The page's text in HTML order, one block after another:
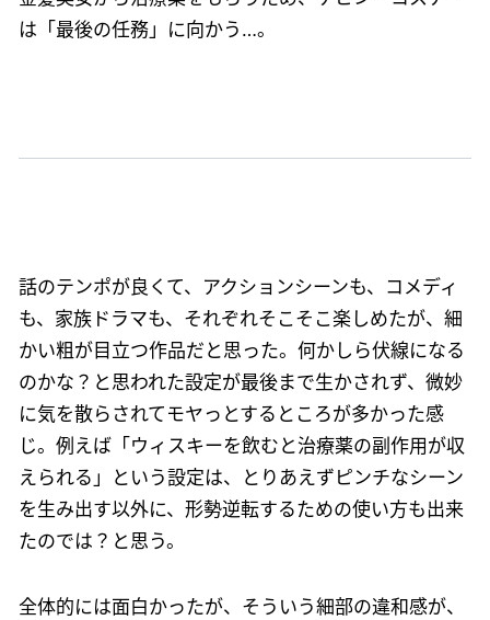
は「最後の任務」に向かう…。
話のテンポが良くて、アクションシーンも、コメディ
も、家族ドラマも、それぞれそこそこ楽しめたが、細
かい粗が目立つ作品だと思った。何かしら伏線になる
のかな？と思われた設定が最後まで生かされず、微妙
に気を散らされてモヤっとするところが多かった感
じ。例えば「ウィスキーを飲むと治療薬の副作用が収
えられる」という設定は、とりあえずピンチなシーン
を生み出す以外に、形勢逆転するための使い方も出来
たのでは？と思う。
全体的には面白かったが、そういう細部の違和感が、